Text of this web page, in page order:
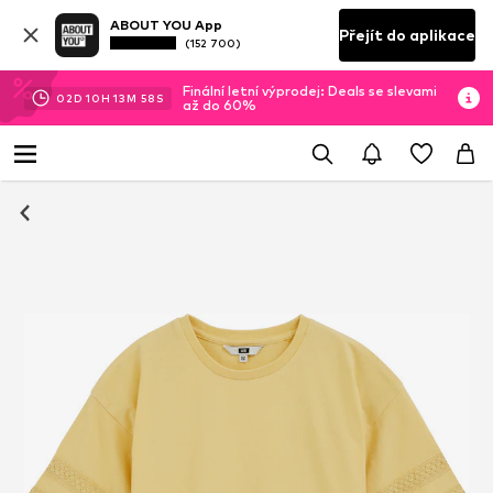
ABOUT YOU App
(152 700) Přejít do aplikace
02D 10H 13M 57 S
Finální letní výprodej: Deals se slevami
až do 60%